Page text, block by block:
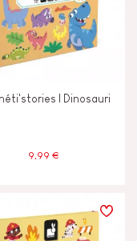
I Dinosauri
9,99 €